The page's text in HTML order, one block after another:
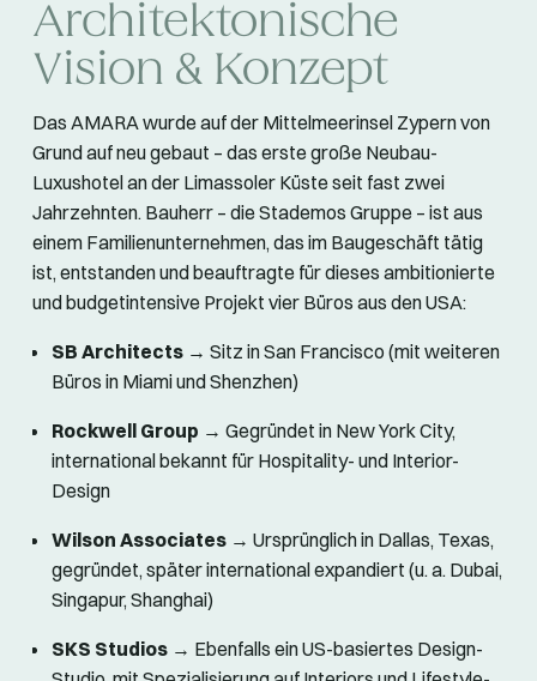
Architektonische
Vision & Konzept
Das AMARA wurde auf der Mittelmeerinsel Zypern von
Grund auf neu gebaut – das erste große Neubau-
Luxushotel an der Limassoler Küste seit fast zwei
Jahrzehnten. Bauherr – die Stademos Gruppe – ist aus
einem Familienunternehmen, das im Baugeschäft tätig
ist, entstanden und beauftragte für dieses ambitionierte
und budgetintensive Projekt vier Büros aus den USA:
SB Architects→ Sitz in San Francisco (mit weiteren
Büros in Miami und Shenzhen)
Rockwell Group → Gegründet in New York City,
international bekannt für Hospitality- und Interior-
Design
Wilson Associates→ Ursprünglich in Dallas, Texas,
gegründet, später international expandiert (u. a. Dubai,
Singapur, Shanghai)
SKS Studios→ Ebenfalls ein US-basiertes Design-